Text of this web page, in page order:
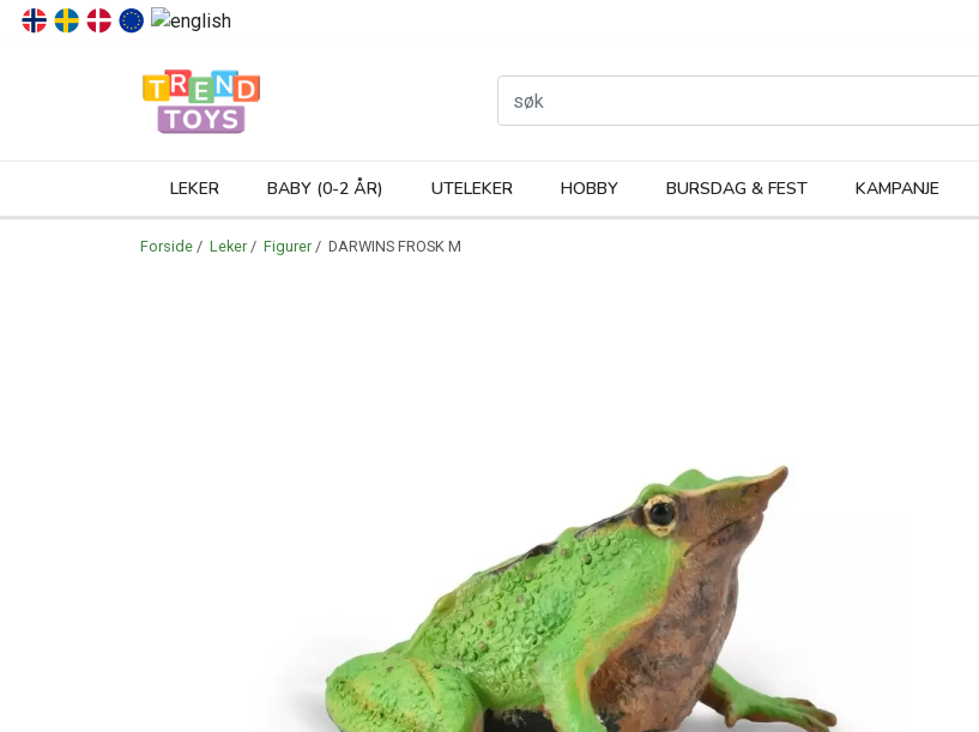
LEKER BABY (0-2 ÅR) UTELEKER HOBBY BURSDAG & FEST KAMPANJE
Forside / Leker / Figurer / DARWINS FROSK M